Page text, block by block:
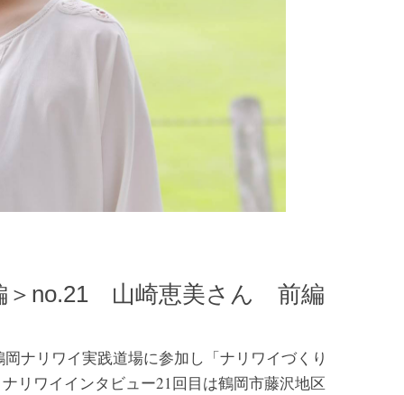
＞no.21 山崎恵美さん 前編
ナリワイ実践道場に参加し「ナリワイづくり
リワイインタビュー21回目は鶴岡市藤沢地区